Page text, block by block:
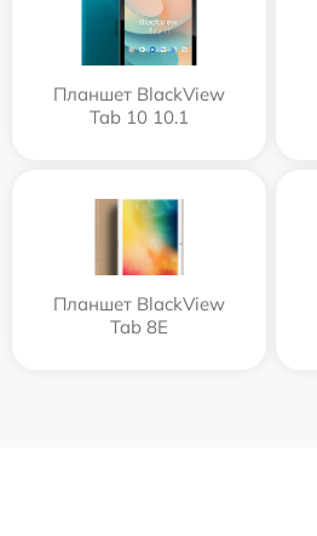
Планшет BlackView
Tab 10 10.1
Планшет BlackView
Tab 8E